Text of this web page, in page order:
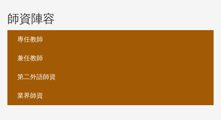
師資陣容
專任教師
兼任教師
第二外語師資
業界師資